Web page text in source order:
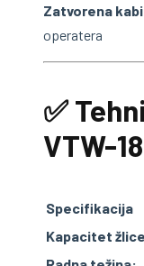
Zatvorena
operatera
✅
VTW-18
Specifikacija
Kapacitet